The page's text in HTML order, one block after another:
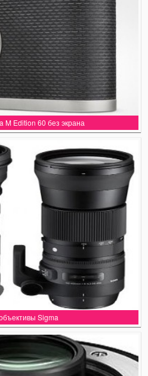
Edition 60 без экрана
Sigma